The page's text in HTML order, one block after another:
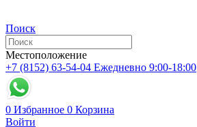
Поиск
Местоположение
+7 (8152) 63-54-04 Ежедневно 9:00-18:00
0 Избранное 0 Корзина
Войти